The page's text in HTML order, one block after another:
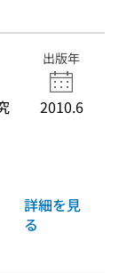
出版年
2010.6
詳細を見
る